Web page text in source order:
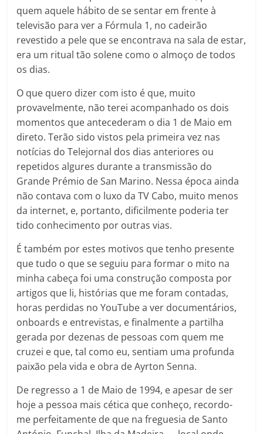
quem aquele hábito de se sentar em frente à
televisão para ver a Fórmula 1, no cadeirão
revestido a pele que se encontrava na sala de estar,
era um ritual tão solene como o almoço de todos
os dias.
O que quero dizer com isto é que, muito
provavelmente, não terei acompanhado os dois
momentos que antecederam o dia 1 de Maio em
direto. Terão sido vistos pela primeira vez nas
notícias do Telejornal dos dias anteriores ou
repetidos algures durante a transmissão do
Grande Prémio de San Marino. Nessa época ainda
não contava com o luxo da TV Cabo, muito menos
da internet, e, portanto, dificilmente poderia ter
tido conhecimento por outras vias.
É também por estes motivos que tenho presente
que tudo o que se seguiu para formar o mito na
minha cabeça foi uma construção composta por
artigos que li, histórias que me foram contadas,
horas perdidas no YouTube a ver documentários,
onboards e entrevistas, e finalmente a partilha
gerada por dezenas de pessoas com quem me
cruzei e que, tal como eu, sentiam uma profunda
paixão pela vida e obra de Ayrton Senna.
De regresso a 1 de Maio de 1994, e apesar de ser
hoje a pessoa mais cética que conheço, recordo-
me perfeitamente de que na freguesia de Santo